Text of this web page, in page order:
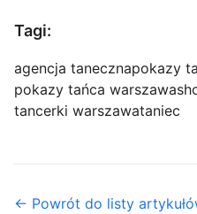
Tagi:
agencja tanecznapokazy
pokazy tańca warszawa
tancerki warszawataniec
← Powrót do listy